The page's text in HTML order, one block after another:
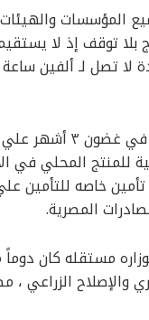
المؤسسات
تصل لـ ألفين
طالب بصرف الدعم
للمنتج المحلي في
خاصه للتأمين
المصرية.
مستقله كان
والإصلاح الزراعي